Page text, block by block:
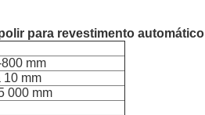
para revestimento automático
mm
10 mm
000 mm